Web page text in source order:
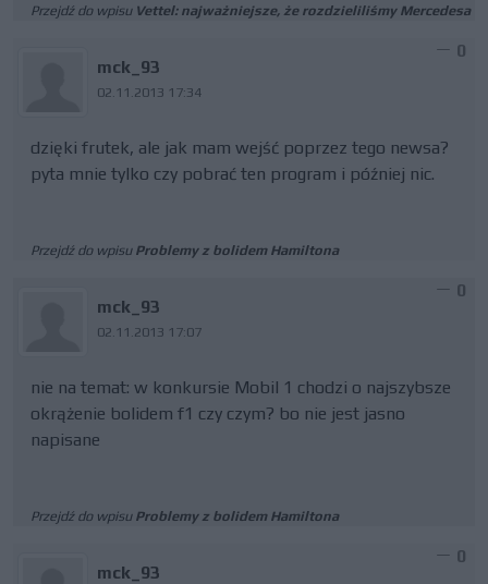
Przejdź do wpisu Vettel: najważniejsze, że rozdzieliliśmy Mercedesa
mck_93
02.11.2013 17:34
0
dzięki frutek, ale jak mam wejść poprzez tego newsa?
pyta mnie tylko czy pobrać ten program i później nic.
Przejdź do wpisu Problemy z bolidem Hamiltona
mck_93
02.11.2013 17:07
0
nie na temat: w konkursie Mobil 1 chodzi o najszybsze
okrążenie bolidem f1 czy czym? bo nie jest jasno
napisane
Przejdź do wpisu Problemy z bolidem Hamiltona
mck_93
0